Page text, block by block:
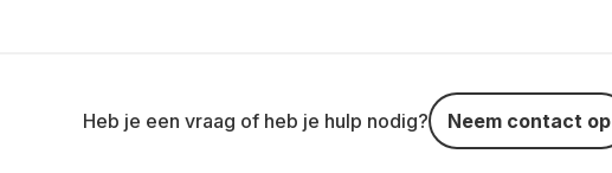
Heb je een vraag of heb je hulp nodig? Neem contact op